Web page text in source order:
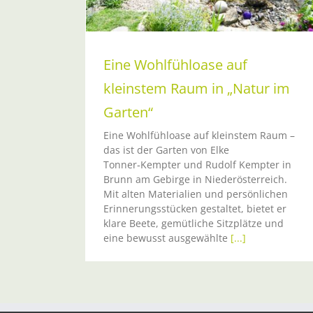
Eine Wohlfühloase auf
kleinstem Raum in „Natur im
Garten“
Eine Wohlfühloase auf kleinstem Raum –
das ist der Garten von Elke
Tonner‑Kempter und Rudolf Kempter in
Brunn am Gebirge in Niederösterreich.
Mit alten Materialien und persönlichen
Erinnerungsstücken gestaltet, bietet er
klare Beete, gemütliche Sitzplätze und
eine bewusst ausgewählte [...]